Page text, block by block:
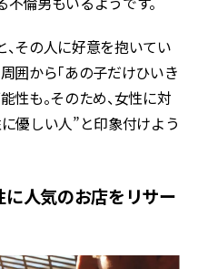
その人に好意を抱いてい
囲から「あの子だけひいき
性も。そのため、女性に対
優しい人”と印象付けよう
に人気のお店をリサー